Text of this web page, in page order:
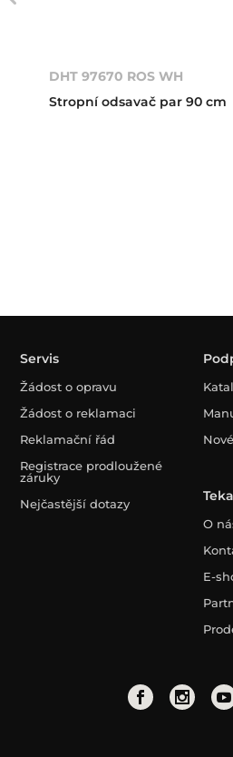
DHT 97670 ROS WH
Stropní odsavač par 90 cm
Servis
Žádost o opravu
Žádost o reklamaci
Reklamační řád
Registrace prodloužené
záruky
Nejčastější dotazy
Teka
O
E-